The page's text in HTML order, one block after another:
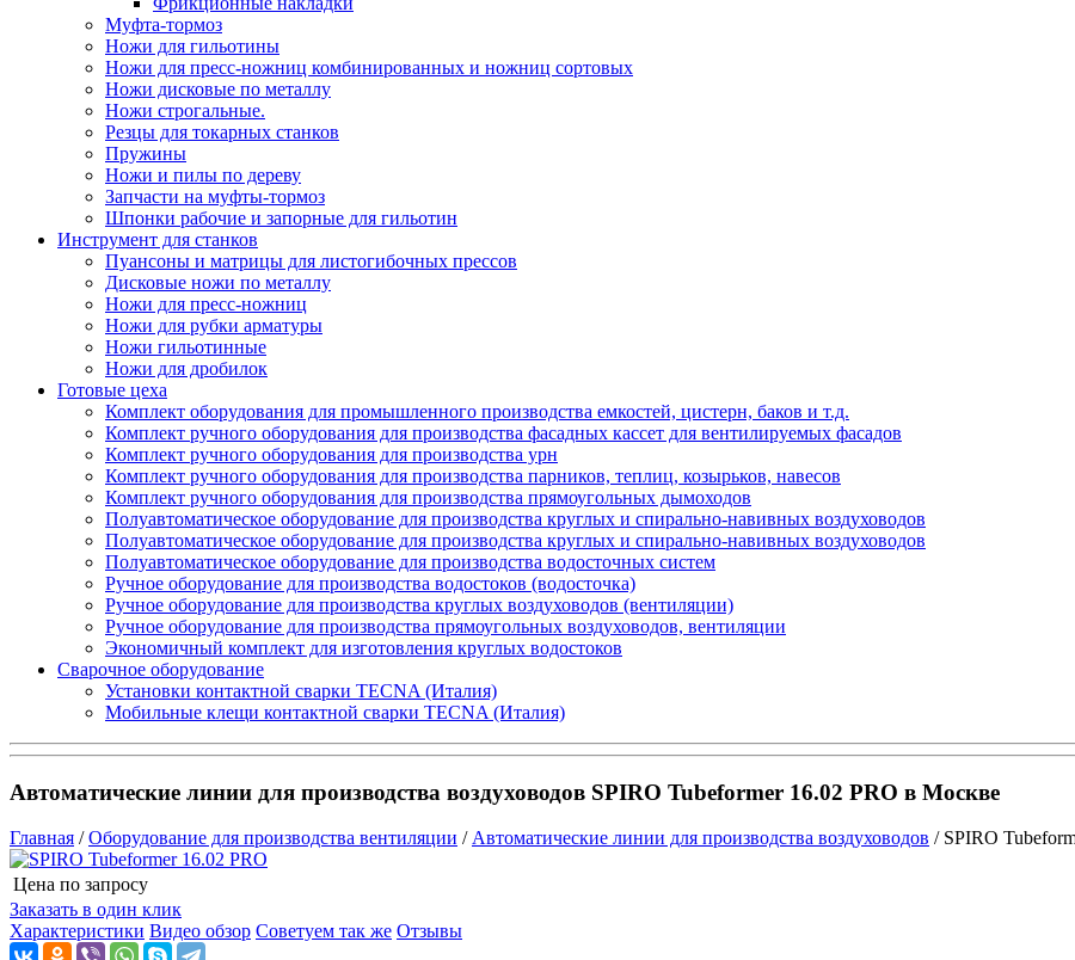
Муфта-тормоз
Ножи для гильотины
Ножи для пресс-ножниц комбинированных и ножниц сортовых
Ножи дисковые по металлу
Ножи строгальные.
Резцы для токарных станков
Пружины
Ножи и пилы по дереву
Запчасти на муфты-тормоз
Шпонки рабочие и запорные для гильотин
Инструмент для станков
Пуансоны и матрицы для листогибочных прессов
Дисковые ножи по металлу
Ножи для пресс-ножниц
Ножи для рубки арматуры
Ножи гильотинные
Ножи для дробилок
Готовые цеха
Комплект оборудования для промышленного производства емкостей, цистерн, баков и т.д.
Комплект ручного оборудования для производства фасадных кассет для вентилируемых фасадов
Комплект ручного оборудования для производства урн
Комплект ручного оборудования для производства парников, теплиц, козырьков, навесов
Комплект ручного оборудования для производства прямоугольных дымоходов
Полуавтоматическое оборудование для производства круглых и спирально-навивных воздуховодов
Полуавтоматическое оборудование для производства круглых и спирально-навивных воздуховодов
Полуавтоматическое оборудование для производства водосточных систем
Ручное оборудование для производства водостоков (водосточка)
Ручное оборудование для производства круглых воздуховодов (вентиляции)
Ручное оборудование для производства прямоугольных воздуховодов, вентиляции
Экономичный комплект для изготовления круглых водостоков
Сварочное оборудование
Установки контактной сварки TECNA (Италия)
Мобильные клещи контактной сварки TECNA (Италия)
Автоматические линии для производства воздуховодов SPIRO Tubeformer 16.02 PRO в Москве
Главная /Оборудование для производства вентиляции / Автоматические линии для производства воздуховодов / SPIRO
Цена по запросу
Заказать в один клик
Характеристики Видео обзор Советуем так же Отзывы